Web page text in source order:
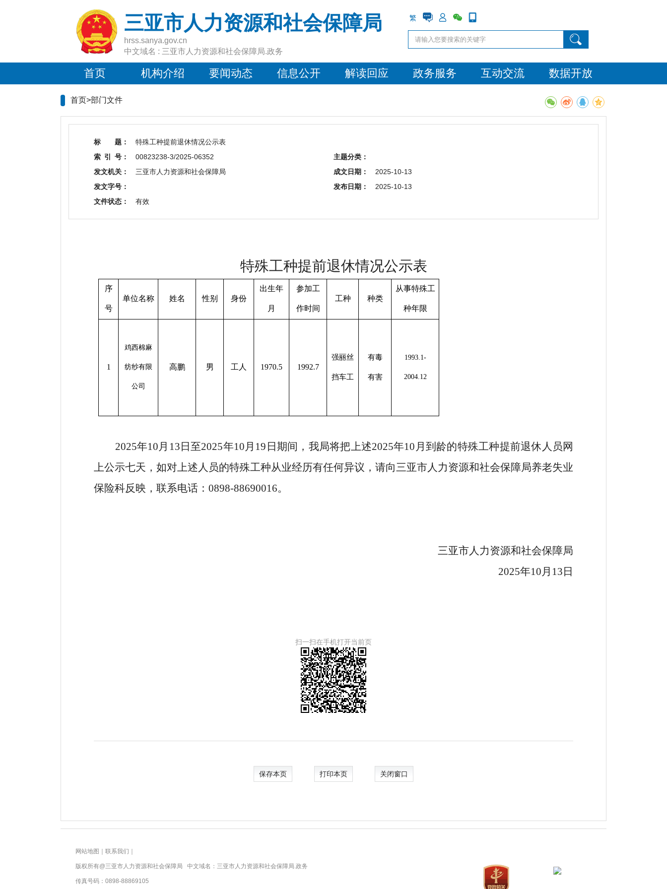
三亚市人力资源和社会保障局
hrss.sanya.gov.cn
中文域名 : 三亚市人力资源和社会保障局.政务
繁
首页 机构介绍 要闻动态 信息公开 解读回应 政务服务 互动交流 数据开放
首页>部门文件
标 题：
特殊工种提前退休情况公示表
索 引 号：
00823238-3/2025-06352
主题分类：
发文机关：
三亚市人力资源和社会保障局 成文日期：
2025-10-13
发文字号：
发布日期：
2025-10-13
文件状态：
有效
特殊工种提前退休情况公示表
序
号
单位名称 姓名 性别 身份
出生年
月
参加工
作时间
工种 种类
从事特殊工
种年限
1
鸡西棉麻
纺纱有限
公司
高鹏 男 工人 1970.5 1992.7
强丽丝
挡车工
有毒
有害
1993.1-
2004.12
2025年10月 13 日至2025年10月 19 日 期间，我局将把上述2025年10 月 到龄的特殊工种提前退休人员 网
上公示七天，如对上述人员的特殊工种从业经历有任何异议， 请向三亚市人力资源和社会保障局养老失业
保险科反映，联系电话： 0898-88690016。
三亚市人力资源和社会保障局
2025年10月 13 日
扫一扫在手机打开当前页
保存本页 打印本页 关闭窗口
网站地图 联系我们
版权所有@三亚市人力资源和社会保障局 中文域名：三亚市人力资源和社会保障局.政务
传真号码：0898-88869105